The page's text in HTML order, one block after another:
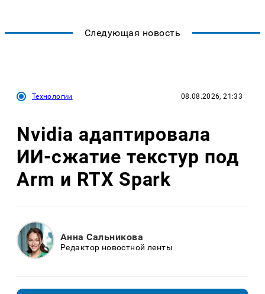
Следующая новость
Технологии 08.08.2026, 21:33
Nvidia адаптировала
ИИ-сжатие текстур под
Arm и RTX Spark
Анна Сальникова
Редактор новостной ленты